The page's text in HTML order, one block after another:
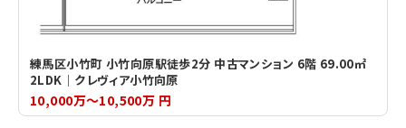
練馬区小竹町 小竹向原駅徒歩2分 中古マンション 6階 69.00㎡
2LDK｜クレヴィア小竹向原
10,000万～10,500万 円